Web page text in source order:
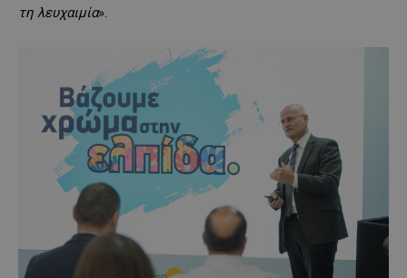
τη λευχαιμία».